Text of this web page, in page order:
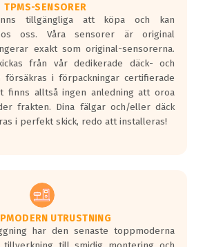
nya regelverk.
våg kommer vara
än det
gälla 2016.
TPMS-SENSORER
tillgängliga att köpa och kan
oss. Våra sensorer är original
exakt som original-sensorerna.
från vår dedikerade däck- och
försäkras i förpackningar certifierade
finns alltså ingen anledning att oroa
frakten. Dina fälgar och/eller däck
i perfekt skick, redo att installeras!
UTRUSTNING
har den senaste toppmoderna